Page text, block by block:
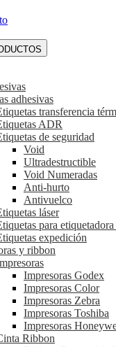
adhesivas
transferencia
ADR
de seguridad
Void
Ultradestructible
Void Numeradas
Anti-hurto
Antivuelco
láser
para
expedición
y ribbon
Impresoras Godex
Impresoras Color
Impresoras Zebra
Impresoras Toshiba
Impresoras
Ribbon